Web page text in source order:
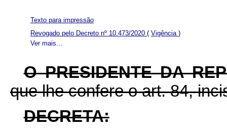
Ver mais...
Texto para impressão
Revogado pelo Decreto nº 10.473/2020 ( Vigência )
O PRESIDENTE DA
que lhe confere o art. 84,
DECRETA: